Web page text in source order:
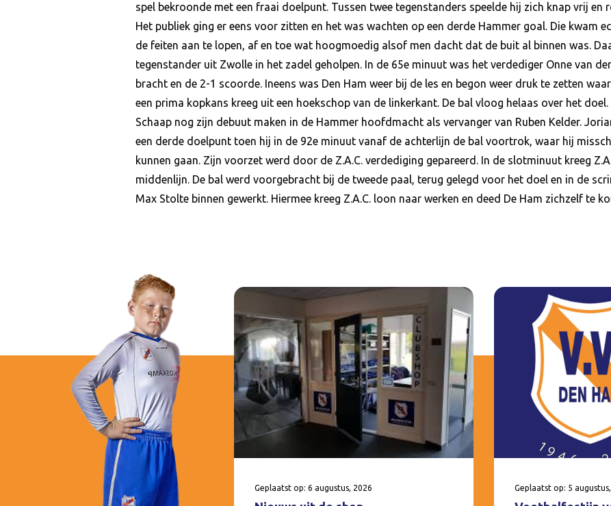
spel bekroonde met een fraai doelpunt. Tussen twee tegenstanders speelde hij zich knap vrij en
Het publiek ging er eens voor zitten en het was wachten op een derde Hammer goal. Die kwam
de feiten aan te lopen, af en toe wat hoogmoedig alsof men dacht dat de buit al binnen was.
tegenstander uit Zwolle in het zadel geholpen. In de 65e minuut was het verdediger Onne van
bracht en de 2-1 scoorde. Ineens was Den Ham weer bij de les en begon weer druk te zetten
een prima kopkans kreeg uit een hoekschop van de linkerkant. De bal vloog helaas over het
Schaap nog zijn debuut maken in de Hammer hoofdmacht als vervanger van Ruben Kelder.
een derde doelpunt toen hij in de 92e minuut vanaf de achterlijn de bal voortrok, waar hij
kunnen gaan. Zijn voorzet werd door de Z.A.C. verdediging gepareerd. In de slotminuut kreeg
middenlijn. De bal werd voorgebracht bij de tweede paal, terug gelegd voor het doel en in de
Max Stolte binnen gewerkt. Hiermee kreeg Z.A.C. loon naar werken en deed De Ham zichzelf te
Geplaatst op: 6 augustus, 2026 Geplaatst op: 5